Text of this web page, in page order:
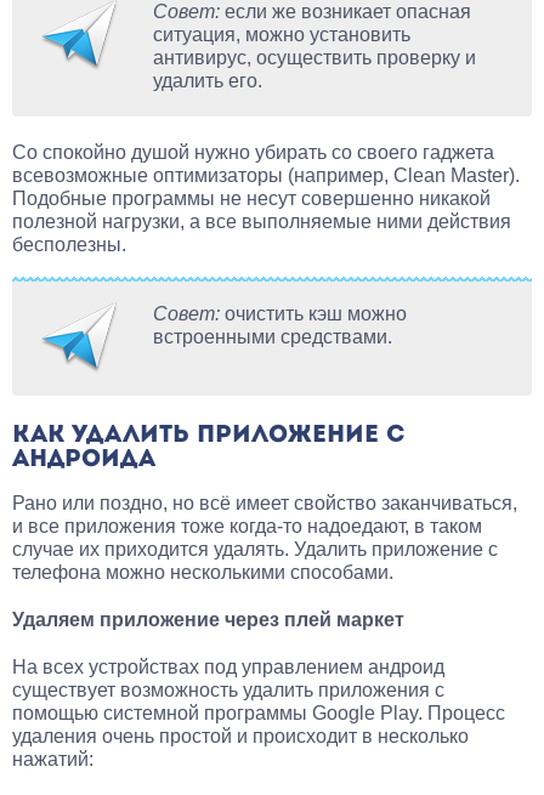
Совет: если же возникает опасная
ситуация, можно установить
антивирус, осуществить проверку и
удалить его.
Со спокойно душой нужно убирать со своего гаджета
всевозможные оптимизаторы (например, Clean Master).
Подобные программы не несут совершенно никакой
полезной нагрузки, а все выполняемые ними действия
бесполезны.
Совет: очистить кэш можно
встроенными средствами.
КАК УДАЛИТЬ ПРИЛОЖЕНИЕ С
АНДРОИДА
Рано или поздно, но всё имеет свойство заканчиваться,
и все приложения тоже когда-то надоедают, в таком
случае их приходится удалять. Удалить приложение с
телефона можно несколькими способами.
Удаляем приложение через плей маркет
На всех устройствах под управлением андроид
существует возможность удалить приложения с
помощью системной программы Google Play. Процесс
удаления очень простой и происходит в несколько
нажатий: